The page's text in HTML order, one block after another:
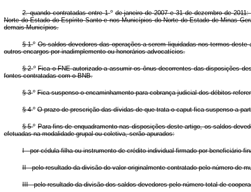
2. quando contratadas entre 1ºde janeiro de 2007 e 31 de dezembro de
Norte do Estado do Espírito Santo e nos Municípios do Norte do Estado de Minas
demais Municípios.
§ 1ºOs saldos devedores das operações a serem liquidadas nos termos
outros encargos por inadimplemento ou honorários advocatícios.
§ 2ºFica o FNE autorizado a assumir os ônus decorrentes das disposições
fontes contratadas com o BNB.
§ 3ºFica suspenso o encaminhamento para cobrança judicial dos débitos
§ 4ºO prazo de prescrição das dívidas de que trata ocaputfica suspenso a
§ 5ºPara fins de enquadramento nas disposições deste artigo, os saldos
efetuadas na modalidade grupal ou coletiva, serão apurados:
I - por cédula-filha ou instrumento de crédito individual firmado por beneficiário
II - pelo resultado da divisão do valor originalmente contratado pelo número de
III - pelo resultado da divisão dos saldos devedores pelo número total de